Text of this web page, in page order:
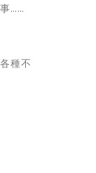
……
種不